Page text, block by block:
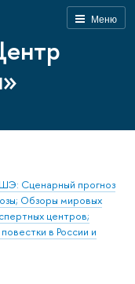
Меню
Сценарный прогноз
Обзоры мировых
центров;
в России и